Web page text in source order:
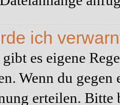
ich
es eigene
Wenn du
erteilen. Bitte